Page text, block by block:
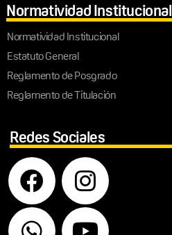
Normatividad Institucional
Normatividad Institucional
Estatuto General
Reglamento de Posgrado
Reglamento de Titulación
Redes Sociales